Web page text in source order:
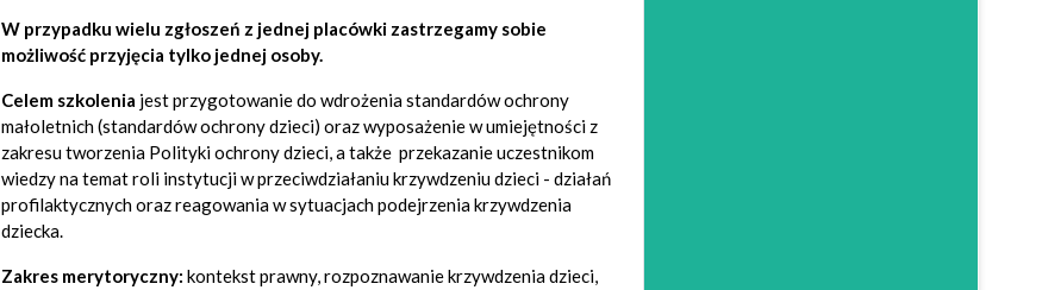
W przypadku wielu zgłoszeń z jednej placówki zastrzegamy sobie
możliwość przyjęcia tylko jednej osoby.
Celem szkolenia jest przygotowanie do wdrożenia standardów ochrony
małoletnich (standardów ochrony dzieci) oraz wyposażenie w umiejętności z
zakresu tworzenia Polityki ochrony dzieci, a także przekazanie uczestnikom
wiedzy na temat roli instytucji w przeciwdziałaniu krzywdzeniu dzieci - działań
profilaktycznych oraz reagowania w sytuacjach podejrzenia krzywdzenia
dziecka.
Zakres merytoryczny: kontekst prawny, rozpoznawanie krzywdzenia dzieci,